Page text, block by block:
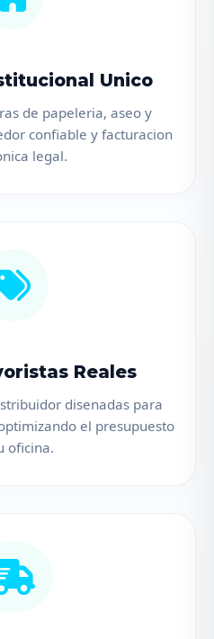
Unico
de papeleria, aseo y
confiable y facturacion
legal.
Reales
disenadas para
el presupuesto
oficina.